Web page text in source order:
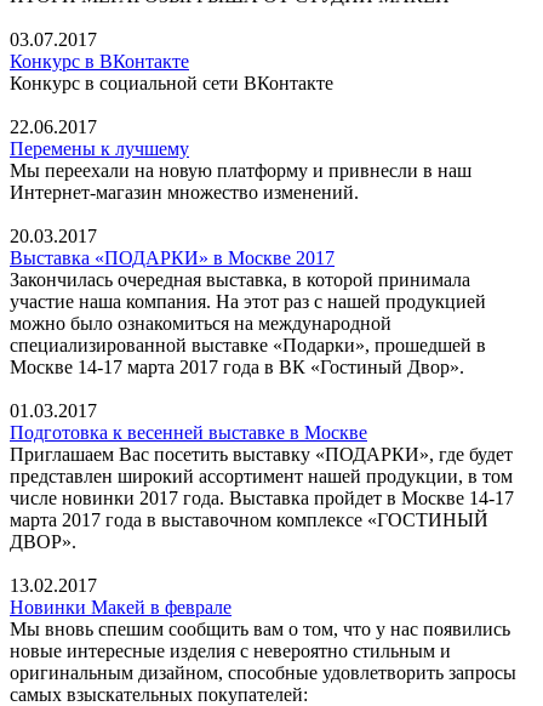
03.07.2017
Конкурс в ВКонтакте
Конкурс в социальной сети ВКонтакте
22.06.2017
Перемены к лучшему
Мы переехали на новую платформу и привнесли в наш
Интернет-магазин множество изменений.
20.03.2017
Выставка «ПОДАРКИ» в Москве 2017
Закончилась очередная выставка, в которой принимала
участие наша компания. На этот раз с нашей продукцией
можно было ознакомиться на международной
специализированной выставке «Подарки», прошедшей в
Москве 14-17 марта 2017 года в ВК «Гостиный Двор».
01.03.2017
Подготовка к весенней выставке в Москве
Приглашаем Вас посетить выставку «ПОДАРКИ», где будет
представлен широкий ассортимент нашей продукции, в том
числе новинки 2017 года. Выставка пройдет в Москве 14-17
марта 2017 года в выставочном комплексе «ГОСТИНЫЙ
ДВОР».
13.02.2017
Новинки Макей в феврале
Мы вновь спешим сообщить вам о том, что у нас появились
новые интересные изделия с невероятно стильным и
оригинальным дизайном, способные удовлетворить запросы
самых взыскательных покупателей: